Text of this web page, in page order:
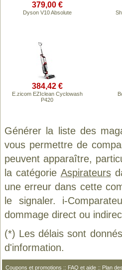
379,00 €
Dyson V10 Absolute
384,42 €
E.zicom EZIclean Cyclowash
P420
Générer la liste des
vous permettre de
peuvent apparaître,
la catégorie Aspirateurs
une erreur dans cette
le signaler. i-
dommage direct ou
(*) Les délais sont
d'information.
Coupons et promotions :: FAQ et aide :: Plan